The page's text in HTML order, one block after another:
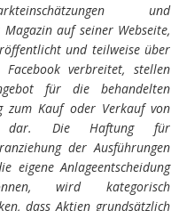
und
auf seiner Webseite,
und teilweise über
verbreitet, stellen
für die behandelten
zum Kauf oder Verkauf von
dar. Die Haftung für
der Ausführungen
eigene Anlageentscheidung
wird kategorisch
dass Aktien grundsätzlich